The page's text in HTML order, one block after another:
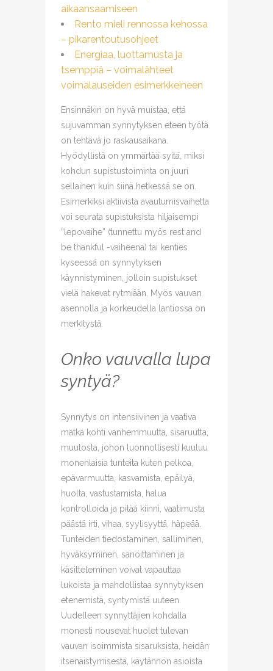
aikaansaamiseen
Rento mieli rennossa kehossa
– pikarentoutusohjeet
Energiaa, luottamusta ja
tsemppiä – voimalähteet
voimalauseiden esimerkkeineen
Ensinnäkin on hyvä muistaa, että
sujuvamman synnytyksen eteen työtä
on tehtävä jo raskausaikana.
Hyödyllistä on ymmärtää syitä, miksi
kohdun supistustoiminta on juuri
sellainen kuin siinä hetkessä se on.
Esimerkiksi aktiivista avautumisvaihetta
voi seurata supistuksista hiljaisempi
”lepovaihe” (tunnettu myös rest and
be thankful -vaiheena) tai kenties
kyseessä on synnytyksen
käynnistyminen, jolloin supistukset
vielä hakevat rytmiään. Myös vauvan
asennolla ja korkeudella lantiossa on
merkitystä.
Onko vauvalla lupa
syntyä?
Synnytys on intensiivinen ja vaativa
matka kohti vanhemmuutta, sisaruutta,
muutosta, johon luonnollisesti kuuluu
monenlaisia tunteita kuten pelkoa,
epävarmuutta, kasvamista, epäilyä,
huolta, vastustamista, halua
kontrolloida ja pitää kiinni, vaatimusta
päästä irti, vihaa, syylisyyttä, häpeää.
Tunteiden tiedostaminen, salliminen,
hyväksyminen, sanoittaminen ja
käsitteleminen voivat vapauttaa
lukoista ja mahdollistaa synnytyksen
etenemistä, syntymistä uuteen.
Uudelleen synnyttäjien kohdalla
monesti nousevat huolet tulevan
vauvan isoimmista sisaruksista, heidän
itsenäistymisestä, käytännön asioista